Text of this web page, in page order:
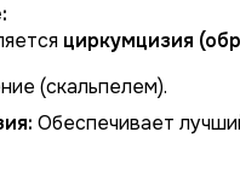
циркумцизия
(скальпелем).
Обеспечивает